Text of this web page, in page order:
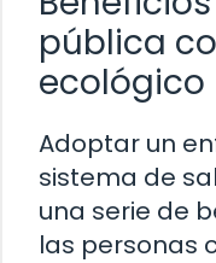
pública
ecológico
Adoptar un
sistema de
una serie de
las personas